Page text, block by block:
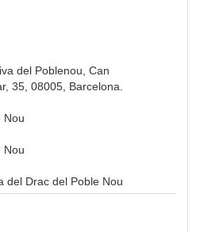
del Poblenou, Can
35, 08005, Barcelona.
Nou
Nou
del Drac del Poble Nou